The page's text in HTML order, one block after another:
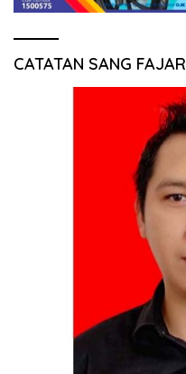
CATATAN SANG FAJAR